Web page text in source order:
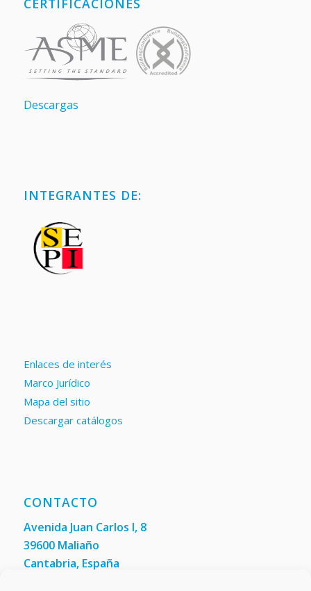
Descargas
INTEGRANTES DE:
Enlaces de interés
Marco Jurídico
Mapa del sitio
Descargar catálogos
CONTACTO
Avenida Juan Carlos I, 8
39600 Maliaño
Cantabria, España